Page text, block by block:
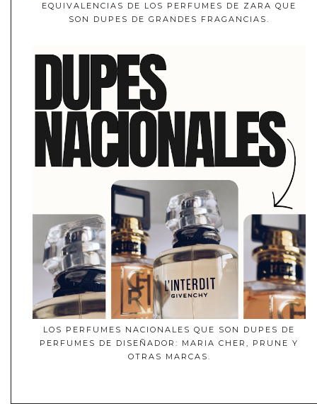
EQUIVALENCIAS DE LOS PERFUMES DE ZARA QUE
SON DUPES DE GRANDES FRAGANCIAS.
LOS PERFUMES NACIONALES QUE SON DUPES DE
PERFUMES DE DISEÑADOR: MARIA CHER, PRUNE Y
OTRAS MARCAS.